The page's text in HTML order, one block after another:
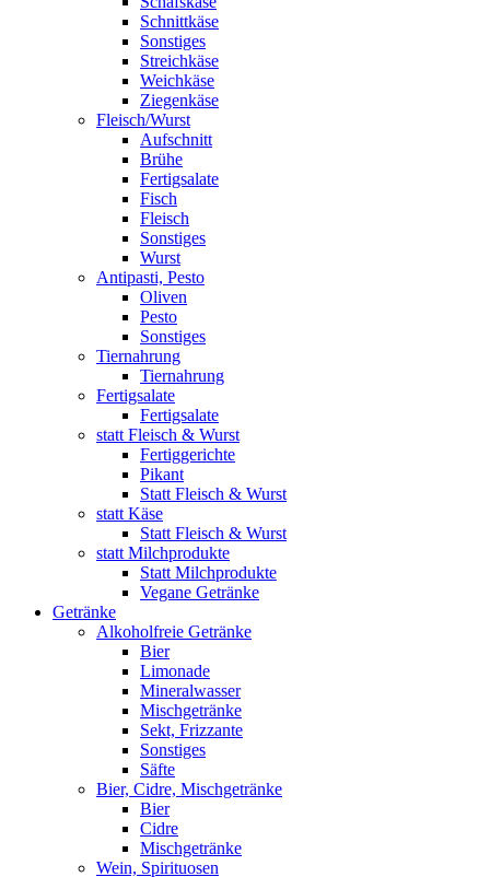
Schnittkäse
Sonstiges
Streichkäse
Weichkäse
Ziegenkäse
Fleisch/Wurst
Aufschnitt
Brühe
Fertigsalate
Fisch
Fleisch
Sonstiges
Wurst
Antipasti, Pesto
Oliven
Pesto
Sonstiges
Tiernahrung
Tiernahrung
Fertigsalate
Fertigsalate
statt Fleisch & Wurst
Fertiggerichte
Pikant
Statt Fleisch & Wurst
statt Käse
Statt Fleisch & Wurst
statt Milchprodukte
Statt Milchprodukte
Vegane Getränke
Getränke
Alkoholfreie Getränke
Bier
Limonade
Mineralwasser
Mischgetränke
Sekt, Frizzante
Sonstiges
Säfte
Bier, Cidre, Mischgetränke
Bier
Cidre
Mischgetränke
Wein, Spirituosen